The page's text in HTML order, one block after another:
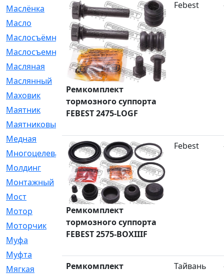
Маслёнка
[4]
Масло
[66]
Маслосъёмные
[480]
Маслосъемные
[26]
Масляная
[1]
Маслянный
[54]
Маховик
[6]
Маятник
[5]
Маятниковый
Медная
[2]
Многоцелевая
[1]
Молдинг
[14]
Монтажный
[1]
Мост
[10]
Мотор
[212]
Моторчик
[6]
Муфа
[1]
Муфта
[9]
Мягкая
[3]
Ремкомплект
тормозного суппорта
FEBEST 2475-LOGF
Febest
Ремкомплект
тормозного суппорта
FEBEST 2575-BOXIIIF
Febest
Ремкомплект
Тайвань